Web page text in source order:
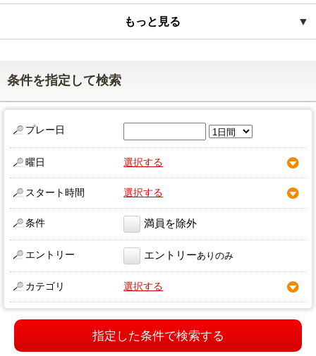
▼
もっと見る
条件を指定して検索
プレー日
曜日 選択する
スタート時間 選択する
条件 満員を除外
エントリー エントリーありのみ
カテゴリ 選択する
指定した条件で検索する